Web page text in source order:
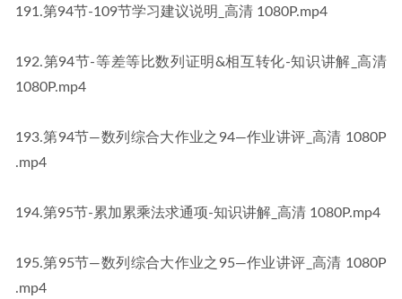
​191​.第94节-109节学习建议说明_高清 1080P​​.mp4
​192​.第94节-等差等比数列证明&相互转化-知识讲解_高清
1080P​​.mp4
​193​.第94节—数列综合大作业之94—作业讲评_高清 1080P​​
.mp4
​194​.第95节-累加累乘法求通项-知识讲解_高清 1080P​​.mp4
​195​.第95节—数列综合大作业之95—作业讲评_高清 1080P​​
.mp4